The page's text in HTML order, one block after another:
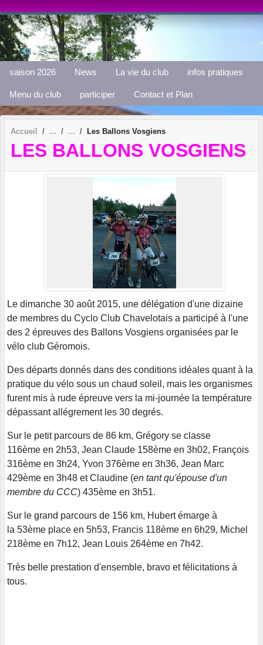
saison 2026 News La vie du club infos pratiques
Menu du club participer Contact et Plan
Accueil Les Ballons Vosgiens
LES BALLONS VOSGIENS
Le dimanche 30 août 2015, une délégation d'une dizaine
de membres du Cyclo Club Chavelotais a participé à l'une
des 2 épreuves des Ballons Vosgiens organisées par le
vélo club Géromois.
Des départs donnés dans des conditions idéales quant à la
pratique du vélo sous un chaud soleil, mais les organismes
furent mis à rude épreuve vers la mi-journée la température
dépassant allégrement les 30 degrés.
Sur le petit parcours de 86 km, Grégory se classe
116ème en 2h53, Jean Claude 158ème en 3h02, François
316ème en 3h24, Yvon 376ème en 3h36, Jean Marc
429ème en 3h48 et Claudine (en tant qu'épouse d'un
membre du CCC) 435ème en 3h51.
Sur le grand parcours de 156 km, Hubert émarge à
la 53ème place en 5h53, Francis 118ème en 6h29, Michel
218ème en 7h12, Jean Louis 264ème en 7h42.
Très belle prestation d'ensemble, bravo et félicitations à
tous.